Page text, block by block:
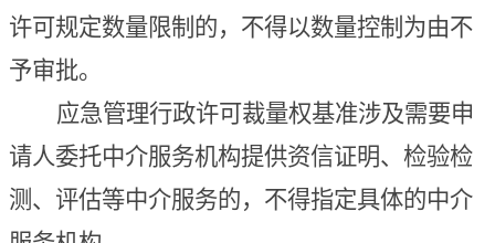
许可规定数量限制的，不得以数量控制为由不
予审批。
应急管理行政许可裁量权基准涉及需要申
请人委托中介服务机构提供资信证明、检验检
测、评估等中介服务的，不得指定具体的中介